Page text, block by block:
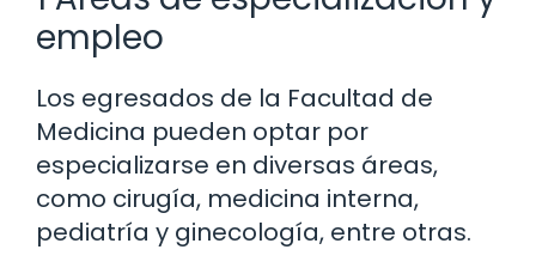
empleo
Los egresados de la Facultad de
Medicina pueden optar por
especializarse en diversas áreas,
como cirugía, medicina interna,
pediatría y ginecología, entre otras.